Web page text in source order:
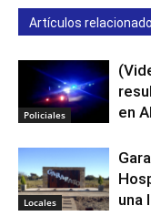
Artículos
Policiales
en
Locales
una